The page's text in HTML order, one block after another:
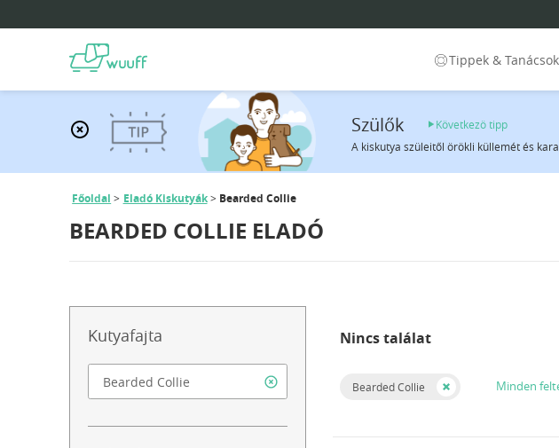
Tippek & Tanácsok
Szülők
Következö tipp
A kiskutya szüleitől örökli küllemét és
Főoldal Eladó Kiskutyák Bearded Collie
BEARDED COLLIE ELADÓ
Kutyafajta Nincs találat
Bearded Collie Minden